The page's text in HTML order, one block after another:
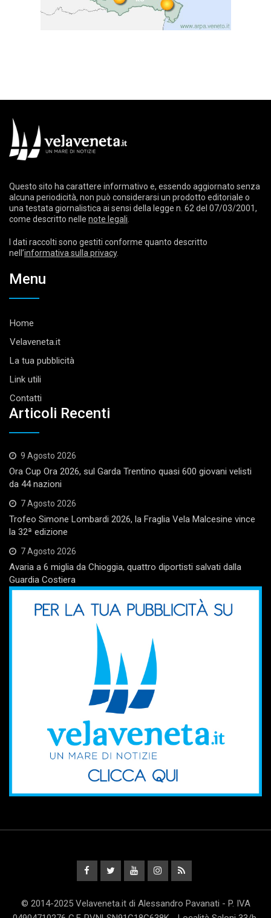
Questo sito ha carattere informativo e, essendo aggiornato senza
alcuna periodicità, non può considerarsi un prodotto editoriale o
una testata giornalistica ai sensi della legge n. 62 del 07/03/2001,
come descritto nelle note legali
I dati raccolti sono gestiti conforme quanto descritto
nell’informativa sulla privacy.
Menu
Home
Velaveneta.it
La tua pubblicità
Link utili
Contatti
Articoli Recenti
9 Agosto 2026
Ora Cup Ora 2026, sul Garda Trentino quasi 600 giovani velisti
da 44 nazioni
7 Agosto 2026
Trofeo Simone Lombardi 2026, la Fraglia Vela Malcesine vince
la 32ª edizione
7 Agosto 2026
Avaria a 6 miglia da Chioggia, quattro diportisti salvati dalla
Guardia Costiera
© 2014-2025 Velaveneta.it di Alessandro Pavanati - P. IVA